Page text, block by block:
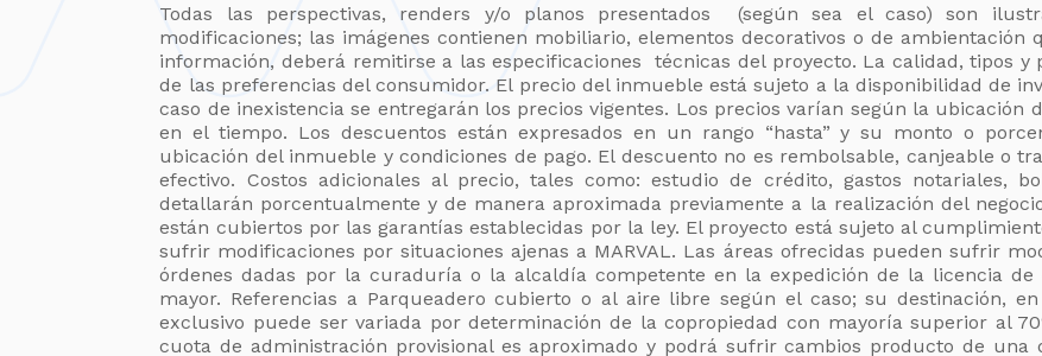
Todas las perspectivas, renders y/o planos presentados (según sea el caso) son
modificaciones; las imágenes contienen mobiliario, elementos decorativos o de ambientación
información, deberá remitirse a las especificaciones técnicas del proyecto. La calidad, tipos y
de las preferencias del consumidor. El precio del inmueble está sujeto a la disponibilidad de
caso de inexistencia se entregarán los precios vigentes. Los precios varían según la ubicación
en el tiempo. Los descuentos están expresados en un rango “hasta” y su monto o
ubicación del inmueble y condiciones de pago. El descuento no es rembolsable, canjeable o
efectivo. Costos adicionales al precio, tales como: estudio de crédito, gastos notariales,
detallarán porcentualmente y de manera aproximada previamente a la realización del
están cubiertos por las garantías establecidas por la ley. El proyecto está sujeto al
sufrir modificaciones por situaciones ajenas a MARVAL. Las áreas ofrecidas pueden sufrir
órdenes dadas por la curaduría o la alcaldía competente en la expedición de la licencia
mayor. Referencias a Parqueadero cubierto o al aire libre según el caso; su destinación,
exclusivo puede ser variada por determinación de la copropiedad con mayoría superior al
cuota de administración provisional es aproximado y podrá sufrir cambios producto de una